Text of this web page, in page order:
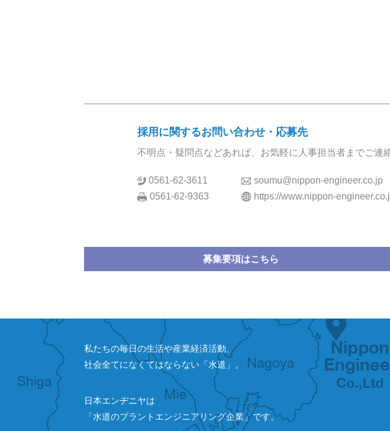
採用に関するお問い合わせ・応募先
不明点・疑問点などあれば、お気軽に人事担当者までご連
0561-62-3611 soumu@nippon-engineer.co.jp
0561-62-9363
https://www.nippon-
募集要項はこちら
私たちの毎日の生活や産業経済活動、
社会全てになくてはならない「水道」。
日本エンヂニヤは
「水道のプラントエンジニアリング企業」です。